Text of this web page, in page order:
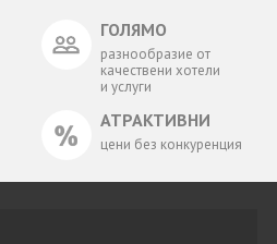
ГОЛЯМО
разнообразие от
качествени хотели
и услуги
АТРАКТИВНИ
цени без конкуренция